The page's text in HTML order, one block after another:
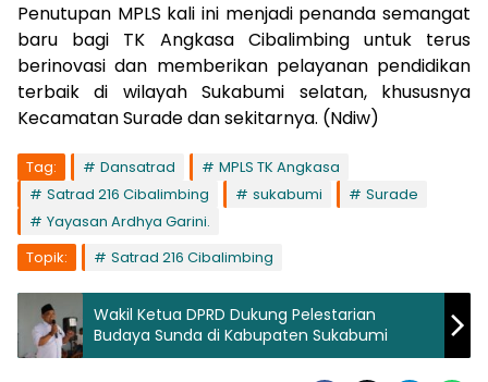
Penutupan MPLS kali ini menjadi penanda semangat
baru bagi TK Angkasa Cibalimbing untuk terus
berinovasi dan memberikan pelayanan pendidikan
terbaik di wilayah Sukabumi selatan, khususnya
Kecamatan Surade dan sekitarnya. (Ndiw)
Tag: Dansatrad
MPLS TK Angkasa
Satrad 216 Cibalimbing
sukabumi
Surade
Yayasan Ardhya Garini.
Topik:
Satrad 216 Cibalimbing
Wakil Ketua DPRD Dukung Pelestarian
Budaya Sunda di Kabupaten Sukabumi